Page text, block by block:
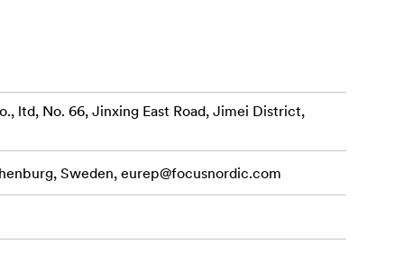
přes
nápady.
ltd, No. 66, Jinxing East Road, Jimei District,
Sweden, eurep@focusnordic.com